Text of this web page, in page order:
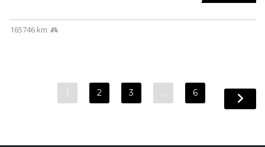
165746 km
1 2 3 … 6